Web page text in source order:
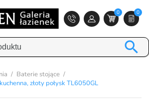
0 0

Baterie stojące
złoty połysk TL6050GL